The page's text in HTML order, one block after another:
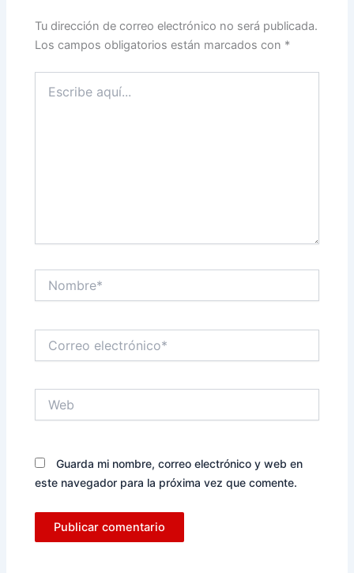
Tu dirección de correo electrónico no será publicada.
Los campos obligatorios están marcados con *
aquí...
electrónico*
Guarda mi nombre, correo electrónico y web en
este navegador para la próxima vez que comente.